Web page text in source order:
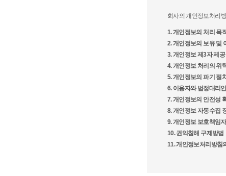
회사의 개인정보처리
1. 개인정보의 처리 목
2. 개인정보의 보유 및
3. 개인정보 제3자 제공
4. 개인정보 처리의 위
5. 개인정보의 파기 절
6. 이용자와 법정대리
7. 개인정보의 안전성
8. 개인정보 자동수집
9. 개인정보 보호책임자
10. 권익침해 구제방법
11. 개인정보처리방침